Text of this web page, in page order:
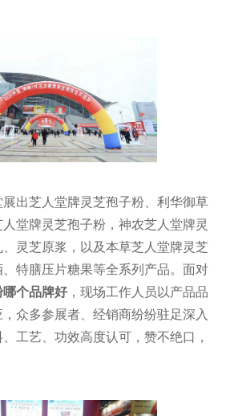
出芝人堂牌灵芝孢子粉、利华御草
堂牌灵芝孢子粉，神农芝人堂牌灵
灵芝原浆，以及本草芝人堂牌灵芝
特膳压片糖果等全系列产品。面对
哪个品牌好，现场工作人员以产品品
众多参展者、经销商纷纷驻足深入
工艺、功效高度认可，赞不绝口，